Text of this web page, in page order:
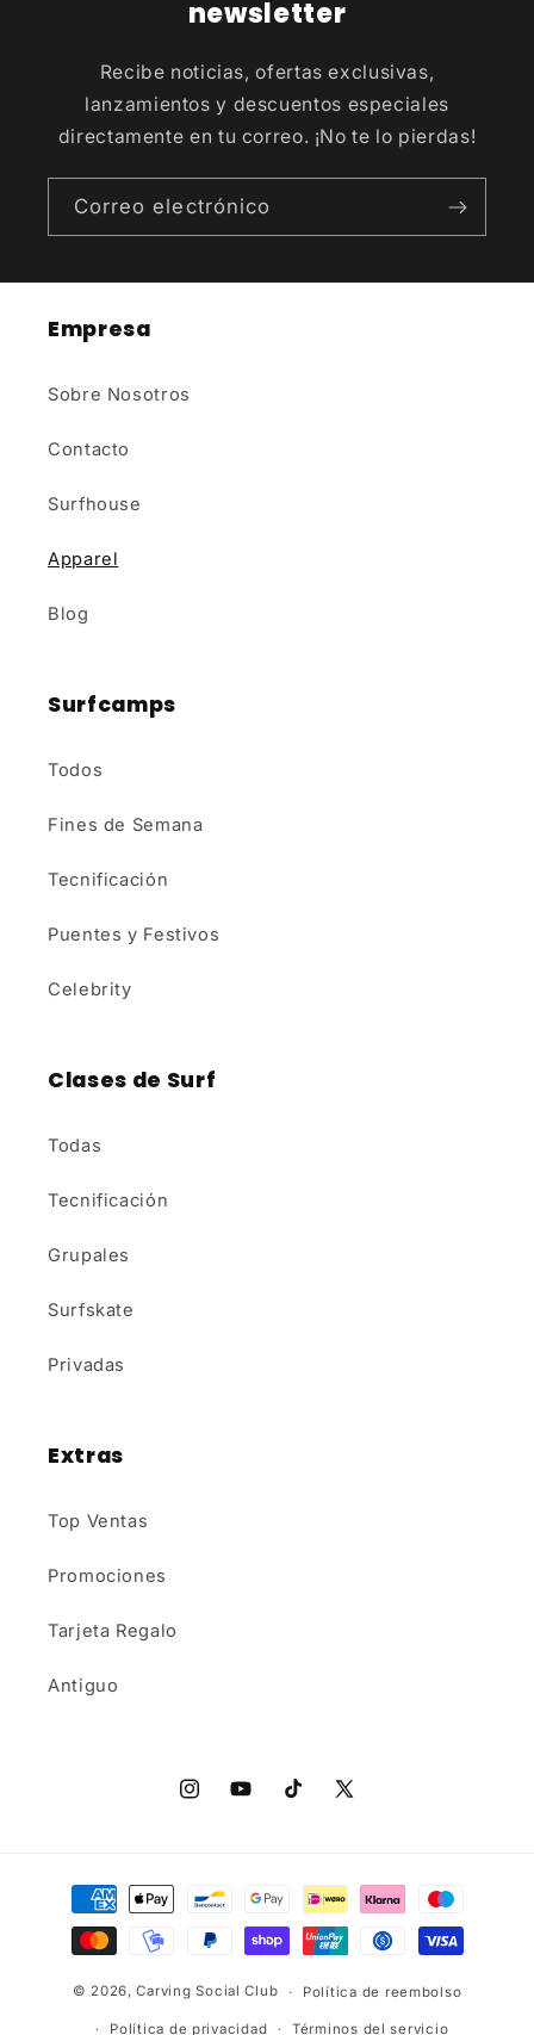
newsletter
Recibe noticias, ofertas exclusivas,
lanzamientos y descuentos especiales
directamente en tu correo. ¡No te lo pierdas!
Correo electrónico
Empresa
Sobre Nosotros
Contacto
Surfhouse
Apparel
Blog
Surfcamps
Todos
Fines de Semana
Tecnificación
Puentes y Festivos
Celebrity
Clases de Surf
Todas
Tecnificación
Grupales
Surfskate
Privadas
Extras
Top Ventas
Promociones
Tarjeta Regalo
Antiguo
InstagramYouTubeTikTokX
Formas
pago
© 2026,Carving Social Club Política de reembolso
Política de privacidad Términos del servicio